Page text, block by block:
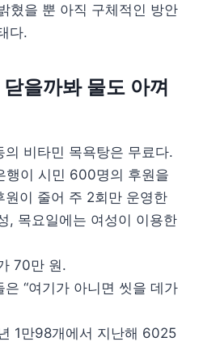
혔을 뿐 아직 구체적인 방안
다.
을까봐 물도 아껴
의 비타민 목욕탕은 무료다.
행이 시민 600명의 후원을
원이 줄어 주 2회만 운영한
, 목요일에는 여성이 이용한
70만 원.
“여기가 아니면 씻을 데가
1만98개에서 지난해 6025